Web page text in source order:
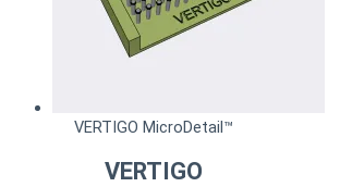
VERTIGO MicroDetail™
VERTIGO